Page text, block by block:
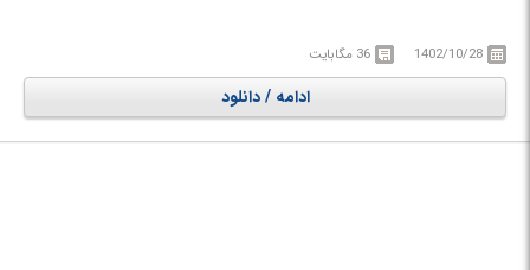
WAV، AAC، FLAC، OGG، APE، AVI، MPEG، WMV، MP4، FLV، MKV،
H.264/MPEG-4 AVC، AVCHD و بسیاری دیگر پشتیبانی می کند و شما می
توانید MP3 CD/DVD یا WMA CD/DVD را از تمام فایل های رسانه ای پشتیبانی
1402/10/28 36 مگابایت
ادامه / دانلود